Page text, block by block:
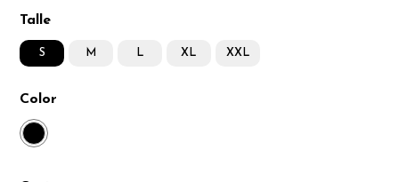
Talle
S M L XL XXL
Color